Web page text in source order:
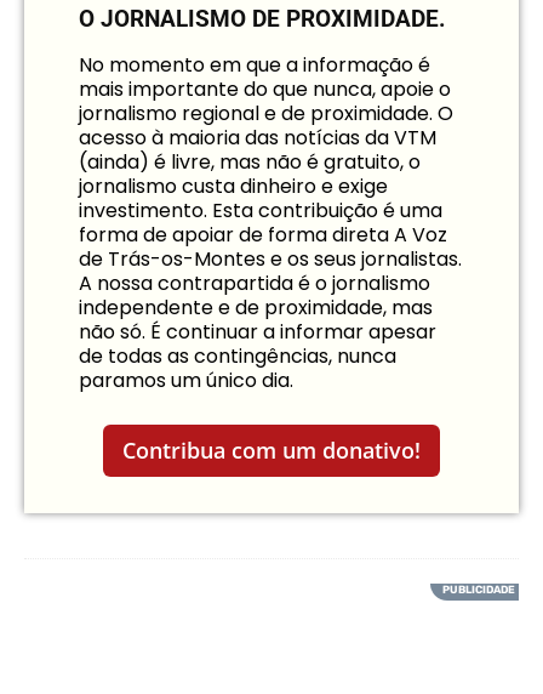
O JORNALISMO DE PROXIMIDADE.
No momento em que a informação é
mais importante do que nunca, apoie o
jornalismo regional e de proximidade. O
acesso à maioria das notícias da VTM
(ainda) é livre, mas não é gratuito, o
jornalismo custa dinheiro e exige
investimento. Esta contribuição é uma
forma de apoiar de forma direta A Voz
de Trás-os-Montes e os seus jornalistas.
A nossa contrapartida é o jornalismo
independente e de proximidade, mas
não só. É continuar a informar apesar
de todas as contingências, nunca
paramos um único dia.
Contribua com um donativo!